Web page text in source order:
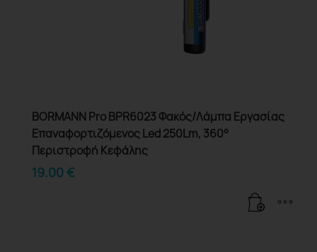
BORMANN Pro BPR6023 Φακός/Λάμπα Εργασίας
Επαναφορτιζόμενος Led 250Lm, 360°
Περιστροφή Κεφάλης
19.00€